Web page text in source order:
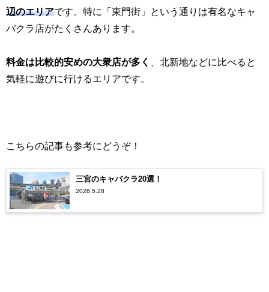
辺のエリアです。特に「東門街」という通りは有名なキャ
バクラ店がたくさんあります。
料金は比較的安めの大衆店が多く
、北新地などに比べると
気軽に遊びに行けるエリアです。
こちらの記事も参考にどうぞ！
三宮のキャバクラ20選！
2026.5.28